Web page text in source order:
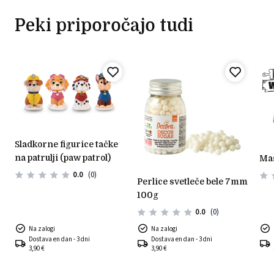
Peki priporočajo tudi
sladkorne figurice tačke
na patrulji (paw patrol)
0.0 (0)
Na zalogi
Dostava en dan - 3 dni
3,90 €
perlice svetleče bele 7mm
100g
0.0 (0)
Na zalogi
Dostava en dan - 3 dni
3,90 €